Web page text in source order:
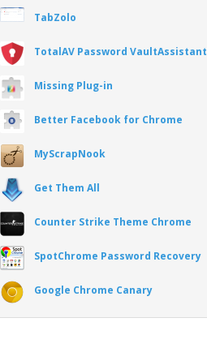
TabZolo
TotalAV Password VaultAssistant
Missing Plug-in
Better Facebook for Chrome
MyScrapNook
Get Them All
Counter Strike Theme Chrome
SpotChrome Password Recovery
Google Chrome Canary